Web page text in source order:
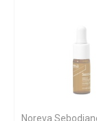
Noreva